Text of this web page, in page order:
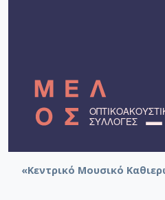
«Κεντρικό Μουσικό